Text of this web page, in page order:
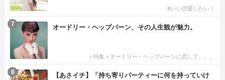
#いい恋愛したい！
オードリー・ヘップバーン、その人生観が魅力。
＜特集＞オードリー・ヘップバーンに恋して。。。
7
【あさイチ】「持ち寄りパーティーに何を持っていけ
8